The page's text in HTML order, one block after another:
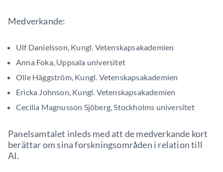
Medverkande:
Ulf Danielsson, Kungl. Vetenskapsakademien
Anna Foka, Uppsala universitet
Olle Häggström, Kungl. Vetenskapsakademien
Ericka Johnson, Kungl. Vetenskapsakademien
Cecilia Magnusson Sjöberg, Stockholms universitet
Panelsamtalet inleds med att de medverkande kort
berättar om sina forskningsområden i relation till
AI.